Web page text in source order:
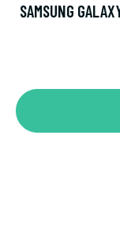
SAMSUNG